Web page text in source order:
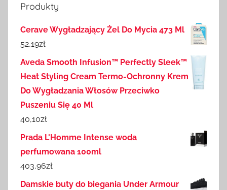
Produkty
Cerave Wygładzający Żel Do Mycia 473 Ml
52,19zł
Aveda Smooth Infusion™ Perfectly Sleek™
Heat Styling Cream Termo-Ochronny Krem
Do Wygładzania Włosów Przeciwko
Puszeniu Się 40 Ml
40,10zł
Prada L'Homme Intense woda
perfumowana 100ml
403,96zł
Damskie buty do biegania Under Armour